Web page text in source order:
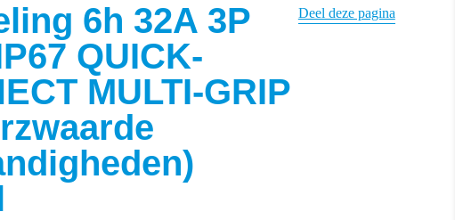
6h 32A 3P
QUICK-
MULTI-GRIP
Deel deze pagina